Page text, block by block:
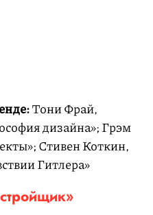
Тони Фрай,
дизайна»; Грэм
Стивен Коткин,
Гитлера»